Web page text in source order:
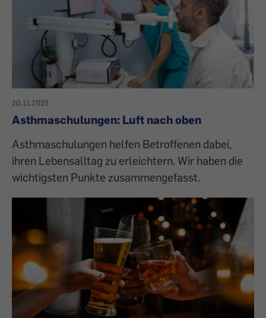
20.11.2025
Asthmaschulungen: Luft nach oben
Asthmaschulungen helfen Betroffenen dabei,
ihren Lebensalltag zu erleichtern. Wir haben die
wichtigsten Punkte zusammengefasst.